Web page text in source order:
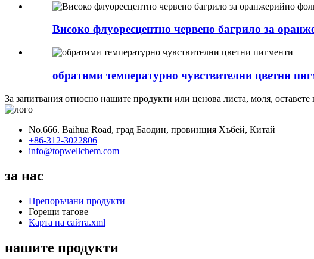
Високо флуоресцентно червено багрило за
обратими температурно чувствителни цветни
За запитвания относно нашите продукти или ценова листа, моля,
No.666. Baihua Road, град Баодин, провинция Хъбей, Китай
+86-312-3022806
info@topwellchem.com
за нас
Препоръчани продукти
Горещи тагове
Карта на сайта.xml
нашите продукти